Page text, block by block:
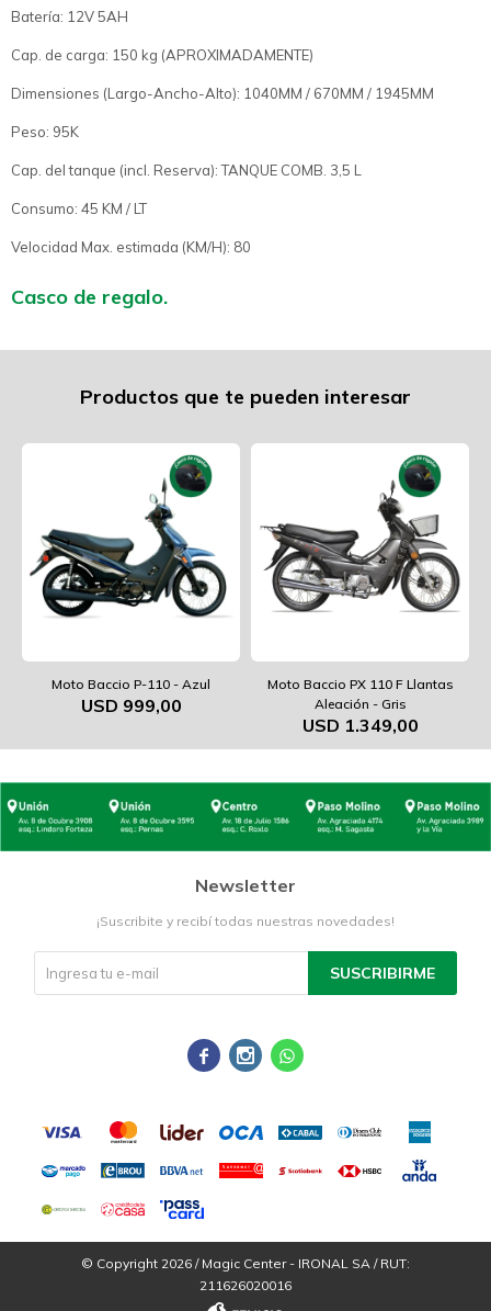
Batería: 12V 5AH
Cap. de carga: 150 kg (APROXIMADAMENTE)
Dimensiones (Largo-Ancho-Alto): 1040MM / 670MM / 1945MM
Peso: 95K
Cap. del tanque (incl. Reserva): TANQUE COMB. 3,5 L
Consumo: 45 KM / LT
Velocidad Max. estimada (KM/H): 80
Casco de regalo.
Productos que te pueden interesar
Moto Baccio P-110 - Azul
USD 999,00
Moto Baccio PX 110 F Llantas
Aleación - Gris
USD 1.349,00
Newsletter
¡Suscribite y recibí todas nuestras novedades!
SUSCRIBIRME
  
© Copyright 2026 / Magic Center - IRONAL SA / RUT:
211626020016